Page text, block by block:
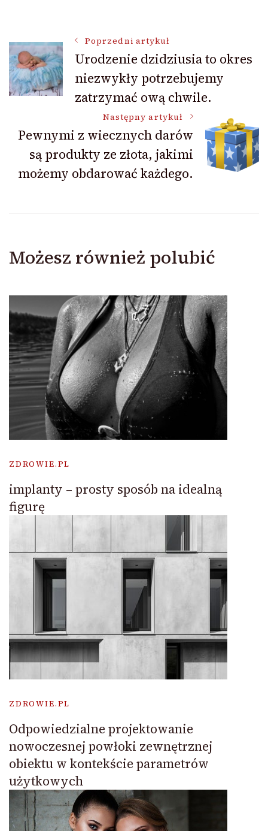
Nawigacja
wpisu
Poprzedni artykuł
Urodzenie dzidziusia to okres
niezwykły potrzebujemy
zatrzymać ową chwile.
Następny artykuł
Pewnymi z wiecznych darów
są produkty ze złota, jakimi
możemy obdarować każdego.
Możesz również polubić
ZDROWIE.PL
implanty – prosty sposób na idealną
figurę
ZDROWIE.PL
Odpowiedzialne projektowanie
nowoczesnej powłoki zewnętrznej
obiektu w kontekście parametrów
użytkowych